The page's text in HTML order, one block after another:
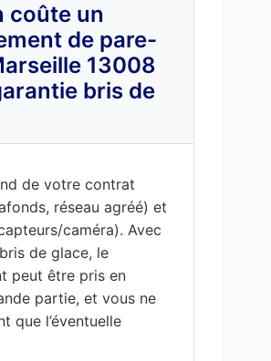
coûte un
de pare-
13008
bris de
de votre contrat
réseau agréé) et
caméra). Avec
de glace, le
peut être pris en
partie, et vous ne
que l’éventuelle